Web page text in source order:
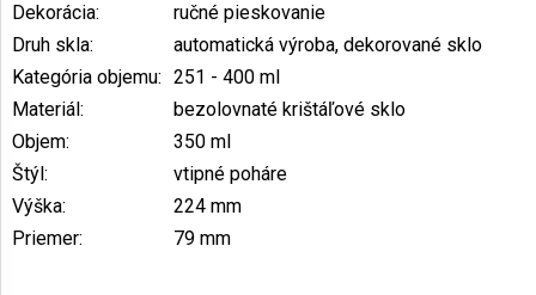
Dekorácia:
ručné pieskovanie
Druh skla:
automatická výroba, dekorované sklo
Kategória objemu: 251 - 400 ml
Materiál :
bezolovnaté krištáľové sklo
Objem:
350 ml
Štýl :
vtipné poháre
Výška:
224 mm
Priemer: 79 mm